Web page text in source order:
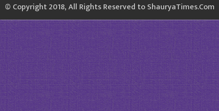
© Copyright 2018, All Rights Reserved to ShauryaTimes.Com